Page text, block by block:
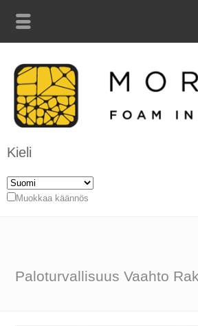
Kieli
Muokkaa käännös
Paloturvallisuus Vaahto